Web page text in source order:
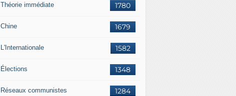
1780
Théorie immédiate
1679
Chine
1582
L'Internationale
1348
Élections
1284
Réseaux communistes